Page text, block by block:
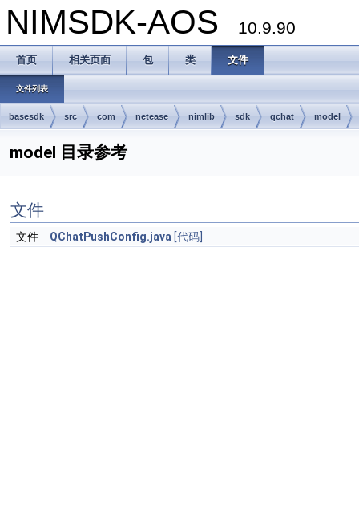
NIMSDK-AOS 10.9.90
首页 相关页面 包 类 文件
文件列表
basesdk src com netease nimlib sdk qchat model
model 目录参考
文件
文件 QChatPushConfig.java [代码]